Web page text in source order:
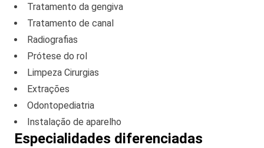
Tratamento da gengiva
Tratamento de canal
Radiografias
Prótese do rol
Limpeza Cirurgias
Extrações
Odontopediatria
Instalação de aparelho
Especialidades diferenciadas